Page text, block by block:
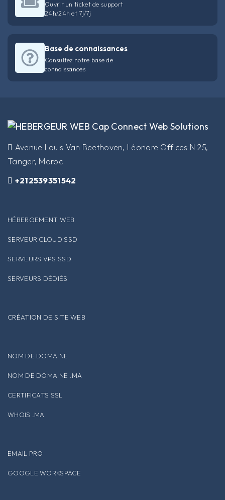
Ouvrir un ticket de support
24h/24h et 7j/7j
Base de connaissances
Consultez notre base de
connaissances
​Avenue Louis Van Beethoven, Léonore Offices N 25,
Tanger, Maroc
+212539351542
HÉBERGEMENT WEB
SERVEUR CLOUD SSD
SERVEURS VPS SSD
SERVEURS DÉDIÉS
CRÉATION DE SITE WEB
NOM DE DOMAINE
NOM DE DOMAINE .MA
CERTIFICATS SSL
WHOIS .MA
EMAIL PRO
GOOGLE WORKSPACE